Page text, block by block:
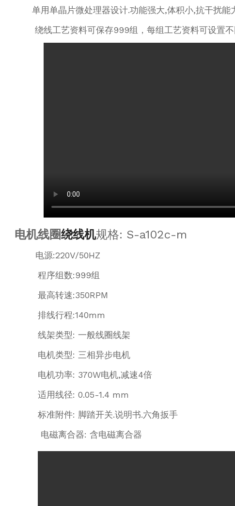
单用单晶片微处理器设计.功能强大,体积小,抗干扰能
绕线工艺资料可保存999组，每组工艺资料可设置不
电机线圈绕线机规格: S-a102c-m
电源:220V/50HZ
程序组数:999组
最高转速:350RPM
排线行程:140mm
线架类型: 一般线圈线架
电机类型: 三相异步电机
电机功率: 370W电机,减速4倍
适用线径: 0.05-1.4 mm
标准附件: 脚踏开关.说明书.六角扳手
电磁离合器: 含电磁离合器